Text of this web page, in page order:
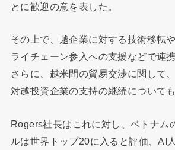
とに歓迎の意を表した。
その上で、越企業に対する技術移転
ライチェーン参入への支援などで連
さらに、越米間の貿易交渉に関して
対越投資企業の支持の継続についても
Rogers社長はこれに対し、ベトナム
ルは世界トップ20に入ると評価、AI